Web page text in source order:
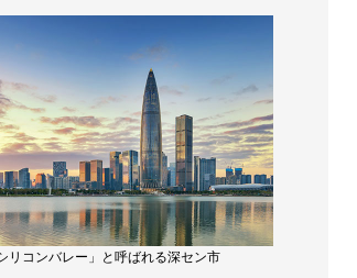
リコンバレー」と呼ばれる深セン市